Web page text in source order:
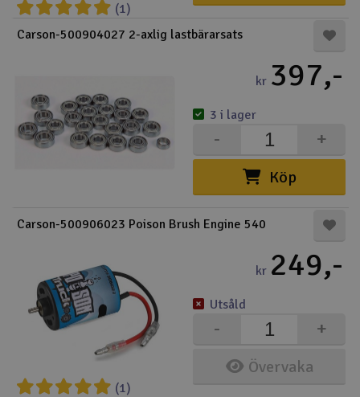
(1)
Carson-500904027 2-axlig lastbärarsats
kr 397,-
Köp
+
-
3 i lager
Carson-500906023 Poison Brush Engine 540
(1)
kr 249,-
Övervaka
+
-
Utsåld